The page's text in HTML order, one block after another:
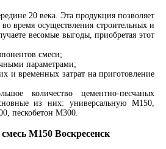
20 века. Эта продукция позволяет
время осуществления строительных и
весомые выгоды, приобретая этот
смеси;
параметрами;
и временных затрат на приготовление
количество цементно-песчаных
из них: универсальную М150,
пескобетон М300.
М150 Воскресенск